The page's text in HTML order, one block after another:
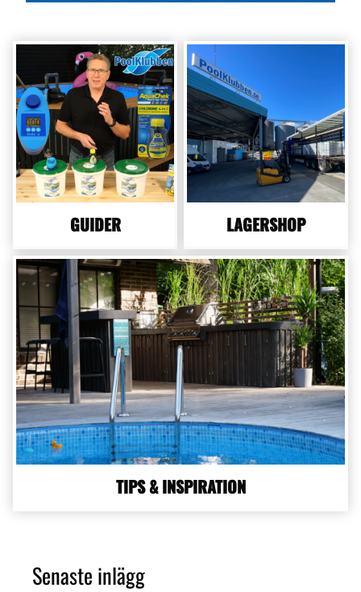
GUIDER LAGERSHOP
TIPS & INSPIRATION
Senaste inlägg